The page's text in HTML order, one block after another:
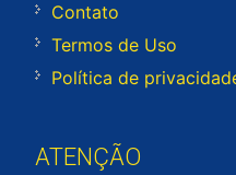
Contato
Termos de Uso
Política de
ATENÇÃO